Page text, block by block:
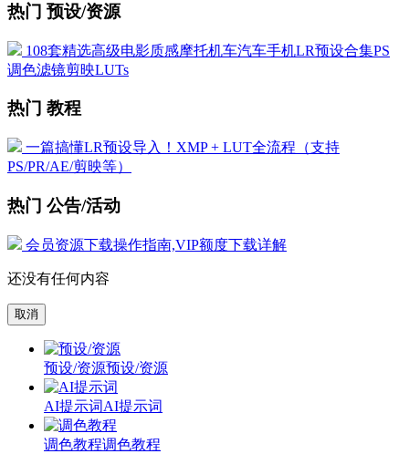
热门 预设/资源
108套精选高级电影质感摩托机车汽车手机LR预设合集PS
调色滤镜剪映LUTs
热门 教程
一篇搞懂LR预设导入！XMP + LUT全流程（支持
PS/PR/AE/剪映等）
热门 公告/活动
会员资源下载操作指南,VIP额度下载详解
还没有任何内容
取消
预设/资源预设/资源
AI提示词AI提示词
调色教程调色教程